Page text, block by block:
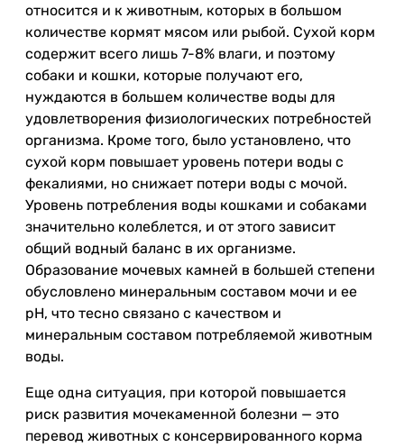
относится и к животным, которых в большом
количестве кормят мясом или рыбой. Сухой корм
содержит всего лишь 7-8% влаги, и поэтому
собаки и кошки, которые получают его,
нуждаются в большем количестве воды для
удовлетворения физиологических потребностей
организма. Кроме того, было установлено, что
сухой корм повышает уровень потери воды с
фекалиями, но снижает потери воды с мочой.
Уровень потребления воды кошками и собаками
значительно колеблется, и от этого зависит
общий водный баланс в их организме.
Образование мочевых камней в большей степени
обусловлено минеральным составом мочи и ее
pH, что тесно связано с качеством и
минеральным составом потребляемой животным
воды.
Еще одна ситуация, при которой повышается
риск развития мочекаменной болезни — это
перевод животных с консервированного корма